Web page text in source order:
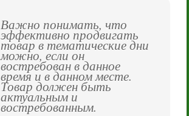
Важно понимать, что
эффективно продвигать
товар в тематические дни
можно, если он
востребован в данное
время и в данном месте.
Товар должен быть
актуальным и
востребованным.